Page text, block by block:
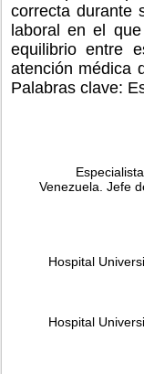
correcta durante
laboral en el
equilibrio entre
atención médica
Palabras clave:
Venezuela. Jefe
Hospital
Hospital